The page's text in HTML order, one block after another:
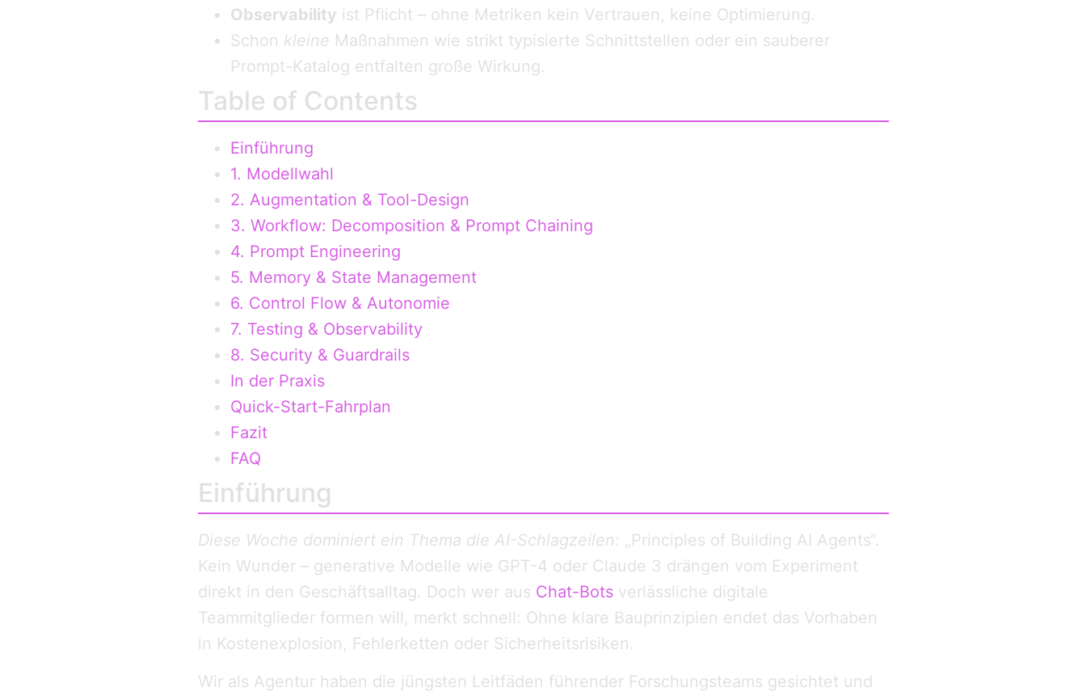
Observability ist Pflicht – ohne Metriken kein Vertrauen, keine Optimierung.
Schon kleine Maßnahmen wie strikt typisierte Schnittstellen oder ein sauberer
Prompt-Katalog entfalten große Wirkung.
Table of Contents
Einführung
1. Modellwahl
2. Augmentation & Tool-Design
3. Workflow: Decomposition & Prompt Chaining
4. Prompt Engineering
5. Memory & State Management
6. Control Flow & Autonomie
7. Testing & Observability
8. Security & Guardrails
In der Praxis
Quick-Start-Fahrplan
Fazit
FAQ
Einführung
Diese Woche dominiert ein Thema die AI-Schlagzeilen: „Principles of Building AI Agents“.
Kein Wunder – generative Modelle wie GPT-4 oder Claude 3 drängen vom Experiment
direkt in den Geschäftsalltag. Doch wer aus Chat-Botsverlässliche digitale
Teammitglieder formen will, merkt schnell: Ohne klare Bauprinzipien endet das Vorhaben
in Kostenexplosion, Fehlerketten oder Sicherheitsrisiken.
Wir als Agentur haben die jüngsten Leitfäden führender Forschungsteams gesichtet und